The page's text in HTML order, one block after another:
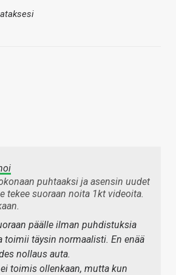
puhtaaksi ja asensin uudet
tekee suoraan noita 1kt videoita.
päälle ilman puhdistuksia
toimii täysin normaalisti. En enää
nollaus auta.
toimis ollenkaan, mutta kun